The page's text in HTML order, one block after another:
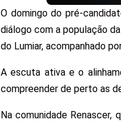
O domingo do pré-
diálogo com a população
do Lumiar, acompanhado
A escuta ativa e o
compreender de perto as
Na comunidade